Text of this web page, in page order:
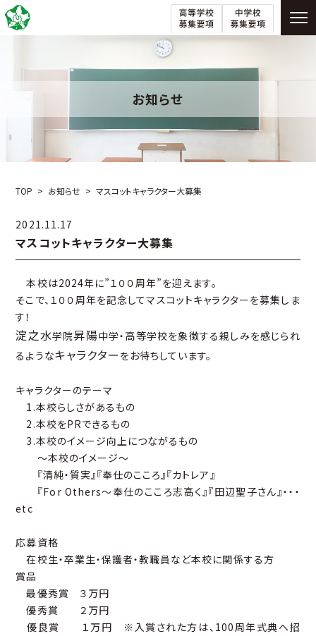
お知らせ
TOP お知らせ マスコットキャラクター大募集
2021.11.17
マスコットキャラクター大募集
本校は2024年に”１００周年”を迎えます。
そこで、１００周年を記念してマスコットキャラクターを募集しま
す！
淀之水学院昇陽中学・高等学校を象徴する親しみを感じられ
るようなキャラクター をお待ちしています。
キャラクターのテーマ
1.本校らしさがあるもの
2.本校をPRできるもの
3.本校のイメージ向上につながるもの
～本校のイメージ～
『清純・質実』『奉仕のこころ』『カトレア』
『For Others～奉仕のこころ志高く』『田辺聖子さん』・・・
etc
応募資格
在校生・卒業生・保護者・教職員など本校に関係する方
賞品
最優秀賞 ３万円
優秀賞 ２万円
優良賞 １万円 ※入賞された方は、100周年式典へ招